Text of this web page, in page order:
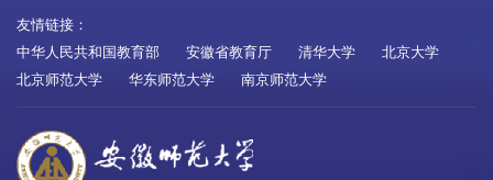
友情链接：
中华人民共和国教育部
安徽省教育厅 清华大学
北京大学
北京师范大学
华东师范大学 南京师范大学